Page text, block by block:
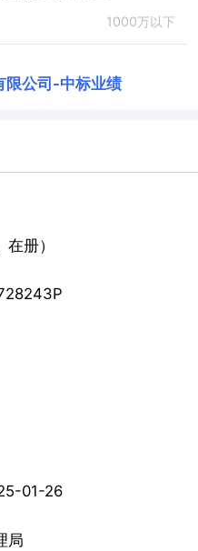
1000万以下
限公司 -中标业绩
册）
27 至 2025-01-26
局